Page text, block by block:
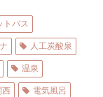
トバス
人工炭酸泉
温泉
西 電気風呂